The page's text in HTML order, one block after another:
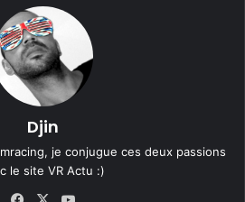
Djin
je conjugue ces deux passions
le site VR Actu :)